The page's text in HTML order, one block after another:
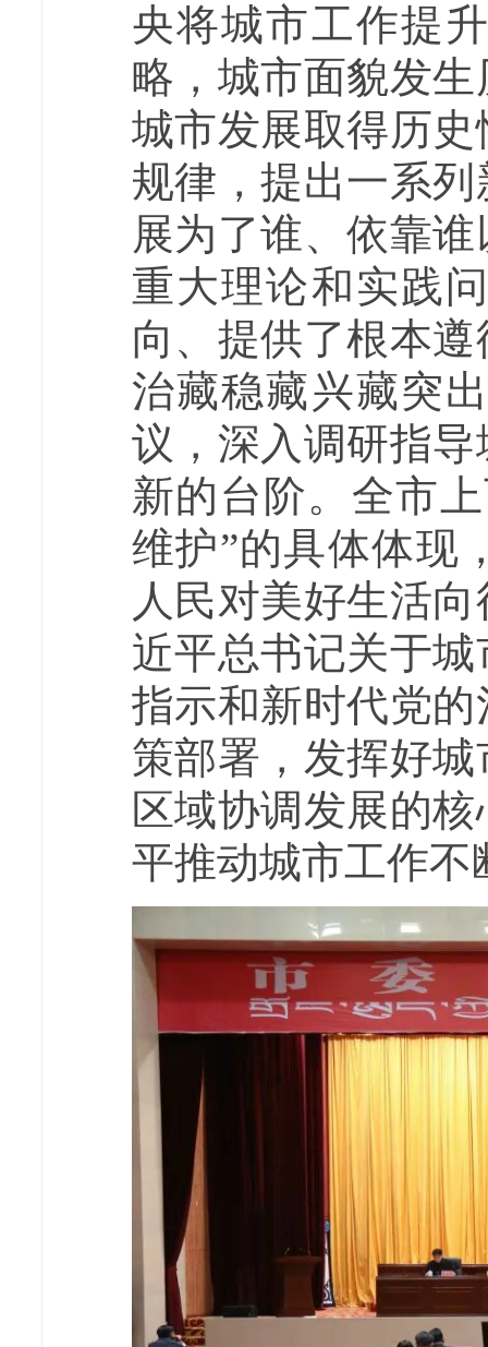
央将城市工作提
略，城市面貌发
城市发展取得历
规律，提出一系
展为了谁、依靠
重大理论和实践
向、提供了根本
治藏稳藏兴藏突
议，深入调研指
新的台阶。全市
维护”的具体体现
人民对美好生活
近平总书记关于
指示和新时代党
策部署，发挥好
区域协调发展的
平推动城市工作不